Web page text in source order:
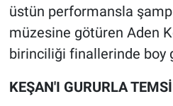
üstün performansla
müzesine götüren Aden
birinciliği finallerinde boy
KEŞAN'I GURURLA